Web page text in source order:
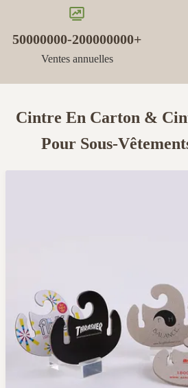
50000000-200000000+
Ventes annuelles
Cintre En Carton &
Pour Sous-